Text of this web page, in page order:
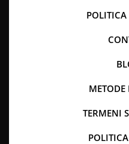
POLITICA
METODE
TERMENI